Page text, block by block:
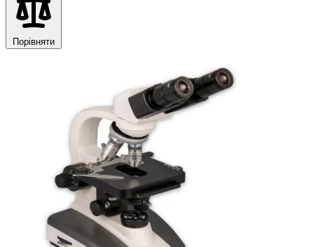
Порівняти